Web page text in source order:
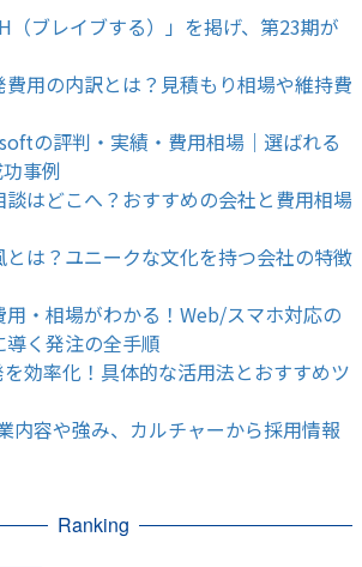
（ブレイブする）」を掲げ、第23期が
用の内訳とは？見積もり相場や維持費
の評判・実績・費用相場｜選ばれる
事例
はどこへ？おすすめの会社と費用相場
は？ユニークな文化を持つ会社の特徴
・相場がわかる！Web/スマホ対応の
く発注の全手順
効率化！具体的な活用法とおすすめツ
内容や強み、カルチャーから採用情報
Ranking